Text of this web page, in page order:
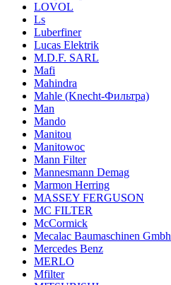
LOVOL
Ls
Luberfiner
Lucas Elektrik
M.D.F. SARL
Mafi
Mahindra
Mahle (Knecht-Фильтра)
Man
Mando
Manitou
Manitowoc
Mann Filter
Mannesmann Demag
Marmon Herring
MASSEY FERGUSON
MC FILTER
McCormick
Mecalac Baumaschinen Gmbh
Mercedes Benz
MERLO
Mfilter